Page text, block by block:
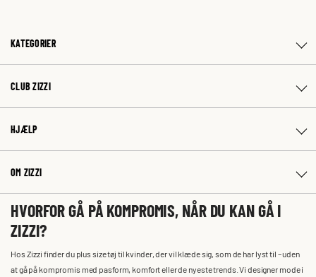
KATEGORIER
CLUB ZIZZI
HJÆLP
OM ZIZZI
HVORFOR GÅ PÅ KOMPROMIS, NÅR DU KAN GÅ I
ZIZZI?
Hos Zizzi finder du plus size tøj til kvinder, der vil klæde sig, som de har lyst til – uden
at gå på kompromis med pasform, komfort eller de nyeste trends. Vi designer mode i